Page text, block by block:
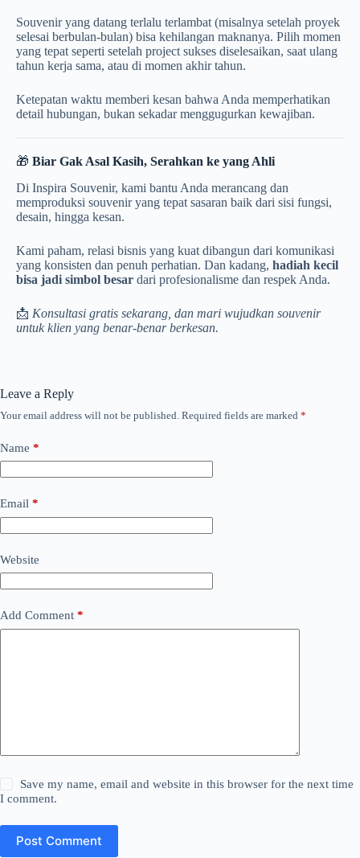
Souvenir yang datang terlalu terlambat (misalnya setelah proyek
selesai berbulan-bulan) bisa kehilangan maknanya. Pilih momen
yang tepat seperti setelah project sukses diselesaikan, saat ulang
tahun kerja sama, atau di momen akhir tahun.
Ketepatan waktu memberi kesan bahwa Anda memperhatikan
detail hubungan, bukan sekadar menggugurkan kewajiban.
🎁 Biar Gak Asal Kasih, Serahkan ke yang Ahli
Di Inspira Souvenir, kami bantu Anda merancang dan
memproduksi souvenir yang tepat sasaran baik dari sisi fungsi,
desain, hingga kesan.
Kami paham, relasi bisnis yang kuat dibangun dari komunikasi
yang konsisten dan penuh perhatian. Dan kadang, hadiah kecil
bisa jadi simbol besar dari profesionalisme dan respek Anda.
📩 Konsultasi gratis sekarang, dan mari wujudkan souvenir
untuk klien yang benar-benar berkesan.
Leave a Reply
Your email address will not be published. Required fields are marked *
Name *
Email *
Website
Add Comment *
Save my name, email and website in this browser for the next time
I comment.
Post Comment